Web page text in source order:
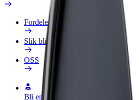
Fordeler
Slik blir du med
OSS
Bli en sjåfør